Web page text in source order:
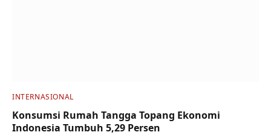
INTERNASIONAL
Konsumsi Rumah Tangga Topang Ekonomi
Indonesia Tumbuh 5,29 Persen